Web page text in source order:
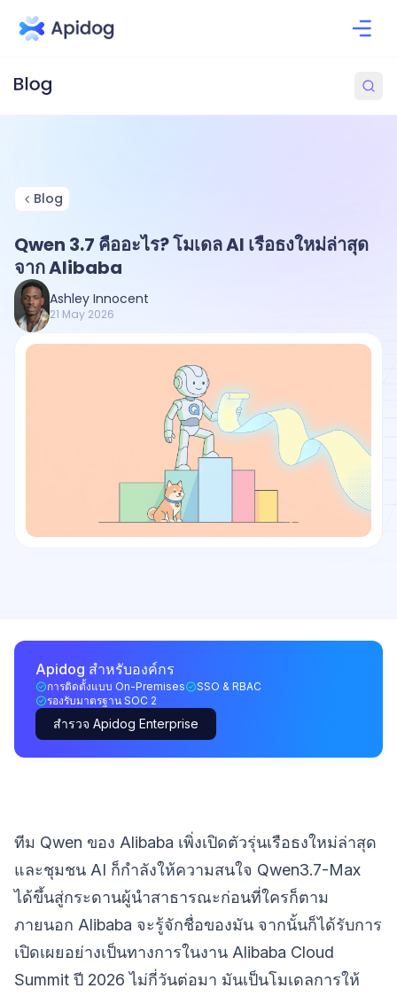
Blog
Qwen 3.7 คืออะไร? โมเดล AI เรือธงใหม่ล่าสุด
จาก Alibaba
Ashley Innocent
21 May 2026
Apidog สำหรับองค์กร
การติดตั้งแบบ On-Premises
SSO & RBAC
รองรับมาตรฐาน SOC 2
สำรวจ Apidog Enterprise
ทีม Qwen ของ Alibaba เพิ่งเปิดตัวรุ่นเรือธงใหม่ล่าสุด
และชุมชน AI ก็กำลังให้ความสนใจ Qwen3.7-Max
ได้ขึ้นสู่กระดานผู้นำสาธารณะก่อนที่ใครก็ตาม
ภายนอก Alibaba จะรู้จักชื่อของมัน จากนั้นก็ได้รับการ
เปิดเผยอย่างเป็นทางการในงาน Alibaba Cloud
Summit ปี 2026 ไม่กี่วันต่อมา มันเป็นโมเดลการให้